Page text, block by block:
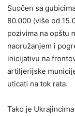
Suočen sa
80.000 (više od
pozivima na opštu
naoružanjem i
inicijativu na
artiljerijske
uticati na tok rata.
Tako je